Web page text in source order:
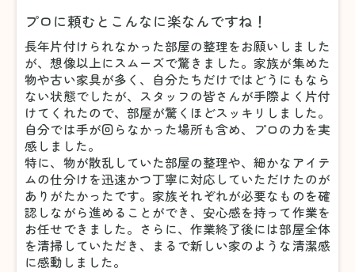
プロに頼むとこんなに楽なんですね！
長年片付けられなかった部屋の整理をお願いしました
が、想像以上にスムーズで驚きました。家族が集めた
物や古い家具が多く、自分たちだけではどうにもなら
ない状態でしたが、スタッフの皆さんが手際よく片付
けてくれたので、部屋が驚くほどスッキリしました。
自分では手が回らなかった場所も含め、プロの力を実
感しました。
特に、物が散乱していた部屋の整理や、細かなアイテ
ムの仕分けを迅速かつ丁寧に対応していただけたのが
ありがたかったです。家族それぞれが必要なものを確
認しながら進めることができ、安心感を持って作業を
お任せできました。さらに、作業終了後には部屋全体
を清掃していただき、まるで新しい家のような清潔感
に感動しました。